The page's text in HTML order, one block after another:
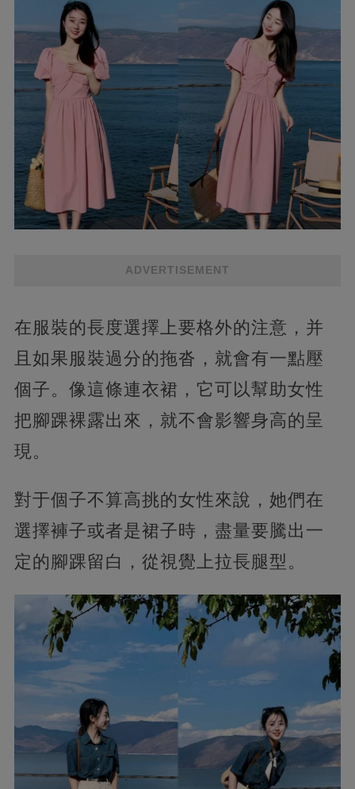
ADVERTISEMENT
在服裝的長度選擇上要格外的注意，并
且如果服裝過分的拖沓，就會有一點壓
個子。像這條連衣裙，它可以幫助女性
把腳踝裸露出來，就不會影響身高的呈
現。
對于個子不算高挑的女性來說，她們在
選擇褲子或者是裙子時，盡量要騰出一
定的腳踝留白，從視覺上拉長腿型。